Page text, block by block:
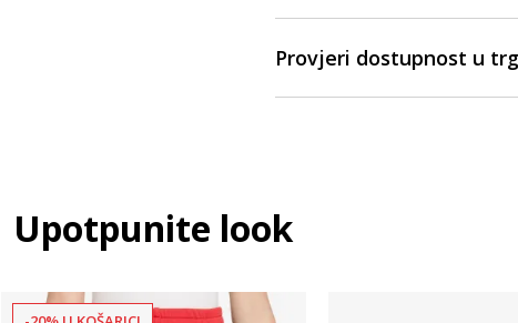
Provjeri dostupnost u
Upotpunite look